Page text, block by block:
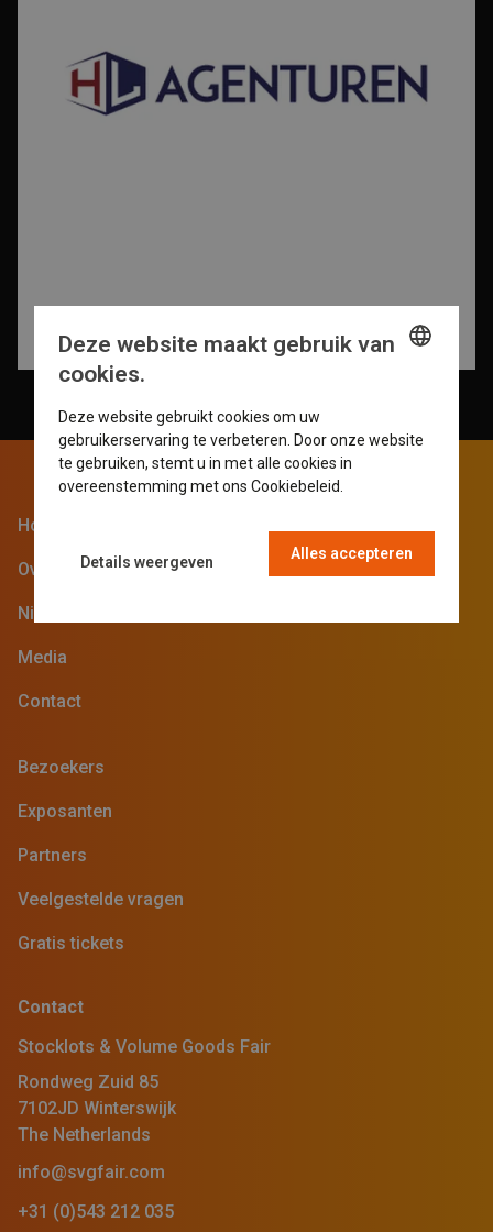
Home
Over de beurs
Nieuwsblog
Media
Contact
Bezoekers
Exposanten
Partners
Veelgestelde vragen
Gratis tickets
Contact
Stocklots & Volume Goods Fair
Rondweg Zuid 85
7102JD Winterswijk
The Netherlands
info@svgfair.com
+31 (0)543 212 035
GERMAN
Deze website maakt gebruik van
cookies.
Deze website gebruikt cookies om uw
gebruikerservaring te verbeteren. Door onze website
te gebruiken, stemt u in met alle cookies in
overeenstemming met ons Cookiebeleid.
Alles accepteren
Details weergeven